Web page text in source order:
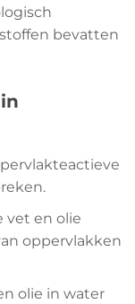
bevatten
vet en olie
oppervlakken
olie in water